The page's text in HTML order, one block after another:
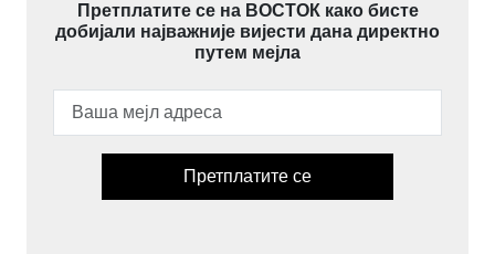
Претплатите се на ВОСТОК како бисте
добијали најважније вијести дана директно
путем мејла
Претплатите се